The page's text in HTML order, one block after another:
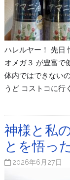
ハレルヤー！ 先日
オメガ３ が豊富で
体内ではできない
うど コストコに行
神様と私
とを悟っ
2026年6月27日